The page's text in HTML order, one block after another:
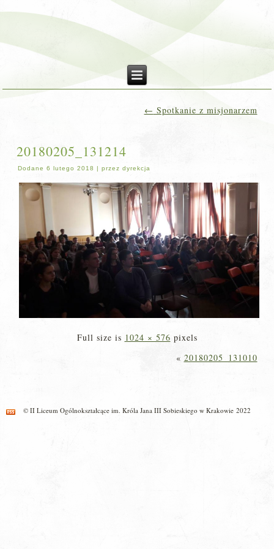
← Spotkanie z misjonarzem
20180205_131214
Dodane 6 lutego 2018 |przez dyrekcja
Full size is 1024 × 576 pixels
« 20180205_131010
© II Liceum Ogólnokształcące im. Króla Jana III Sobieskiego w Krakowie 2022